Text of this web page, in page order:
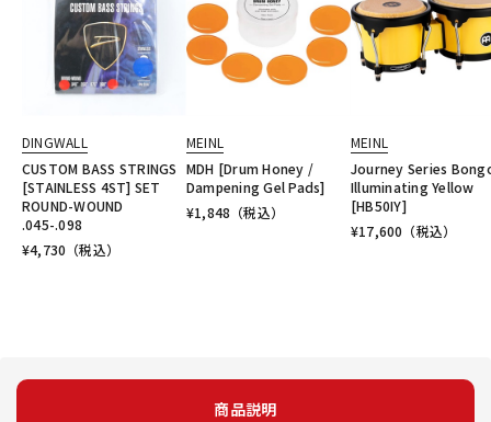
DINGWALL
CUSTOM BASS STRINGS
[STAINLESS 4ST] SET
ROUND-WOUND
.045-.098
¥4,730 （税込）
MEINL
MDH [Drum Honey /
Dampening Gel Pads]
¥1,848 （税込）
MEINL
Journey Series
Illuminating Yellow
[HB50IY]
¥17,600 （税込）
商品説明